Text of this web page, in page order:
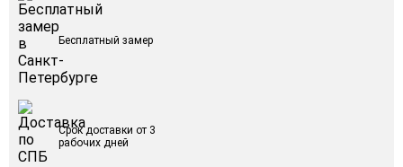
Бесплатный замер
Срок доставки от 3
рабочих дней